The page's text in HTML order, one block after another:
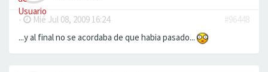
- Mié Jul 08, 2009 16:24
#96448
...y al final no se acordaba de que habia pasado...